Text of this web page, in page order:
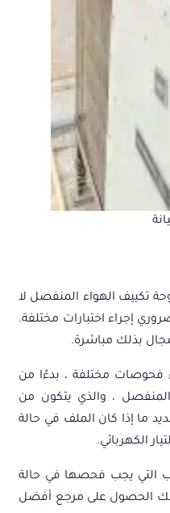
تكييف الهواء المنفصل لا
إجراء اختبارات مختلفة.
بذلك مباشرة.
فحوصات مختلفة ، بدءًا من
المنفصل ، والذي يتكون من
ما إذا كان الملف في حالة
الكهربائي.
التي يجب فحصها في حالة
الحصول على مرجع أفضل